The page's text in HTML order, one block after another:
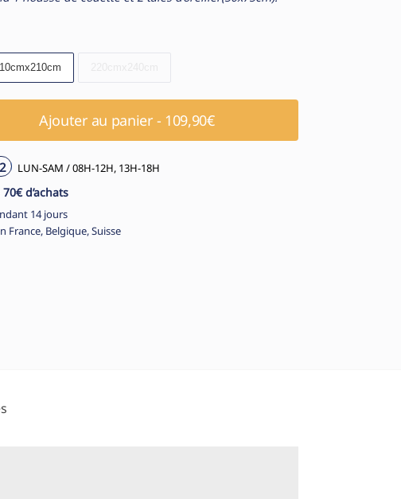
Ajouter au panier - 109,90€
LUN-SAM / 08H-12H, 13H-18H
d’achats
14 jours
France, Belgique, Suisse